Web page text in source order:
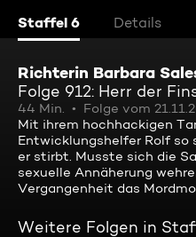
Staffel 6 Details
Richterin Barbara
Folge 912: Herr der
44 Min. Folge vom
Mit ihrem hochhackigen
Entwicklungshelfer Rolf so
er stirbt. Musste sich die
sexuelle Annäherung
Vergangenheit das
Weitere Folgen in